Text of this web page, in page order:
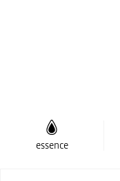
essence